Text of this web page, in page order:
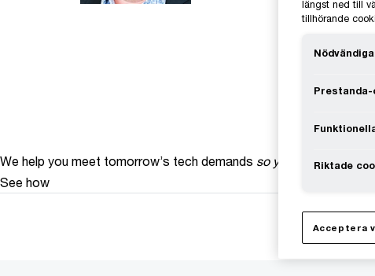
We help you meet tomorrow’s tech demands so you can compete
See how
längst ned till
tillhörande
Riktade
Acceptera